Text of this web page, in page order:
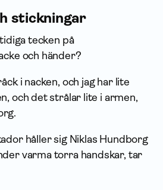
stickningar
tecken på
och händer?
i nacken, och jag har lite
och det strålar lite i armen,
håller sig Niklas Hundborg
varma torra handskar, tar